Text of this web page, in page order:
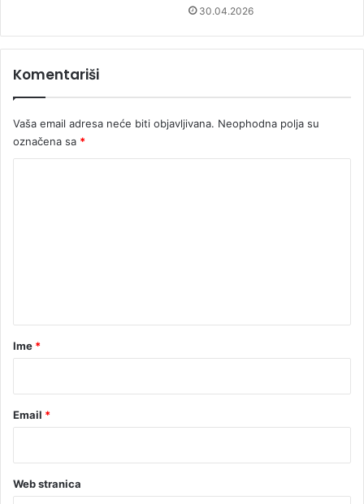
30.04.2026
Komentariši
Vaša email adresa neće biti objavljivana. Neophodna polja su
označena sa *
rIme *
Email *
Web stranica